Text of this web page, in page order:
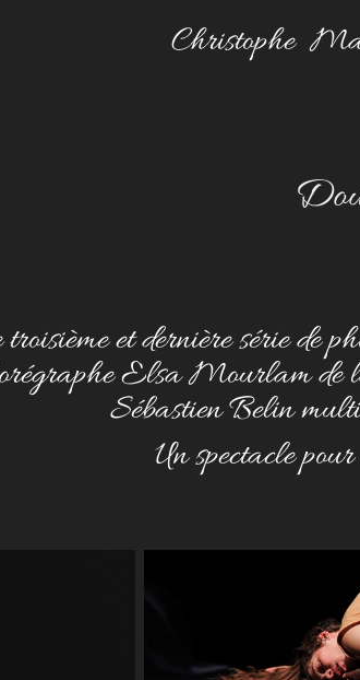
Christophe
troisième et dernière série de
Elsa Mourlam de
Sébastien Belin
Un spectacle